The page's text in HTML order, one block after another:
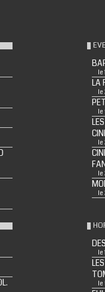
le
LA
le
le
le
le
le
le
le